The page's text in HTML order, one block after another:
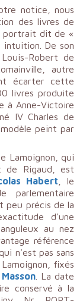
notice, nous
des livres de
portrait dit de «
intuition. De son
Robert de
autre
écarter cette
livres produite
à Anne-Victoire
IV Charles de
peint par
Lamoignon, qui
Rigaud, est
Habert , le
parlementaire
peu précis de la
d'une
au nez
référence
n'est pas sans
fixés
Masson. La date
conservé à la